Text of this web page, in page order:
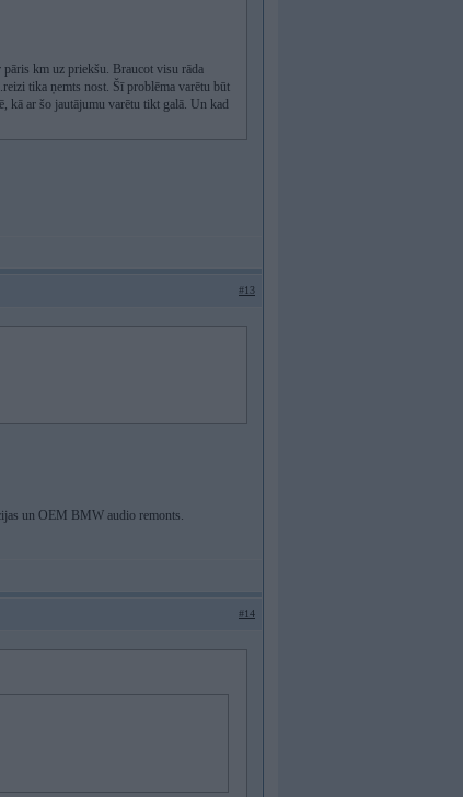
pāris km uz priekšu. Braucot visu rāda
tika ņemts nost. Šī problēma varētu būt
kā ar šo jautājumu varētu tikt galā. Un kad
#13
un OEM BMW audio remonts.
#14